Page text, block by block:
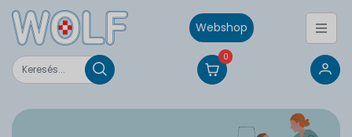
Webshop
0